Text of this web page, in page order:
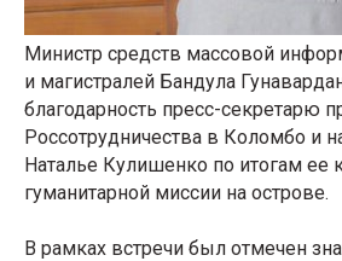
Министр средств массовой
и магистралей Бандула
благодарность пресс-секретарю
Россотрудничества в Коломбо и
Наталье Кулишенко по итогам ее
гуманитарной миссии на острове.
В рамках встречи был отмечен